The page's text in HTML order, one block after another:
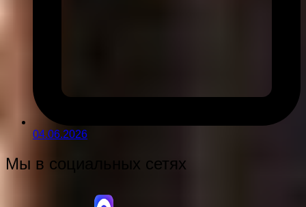
04.06.2026
Мы в социальных сетях